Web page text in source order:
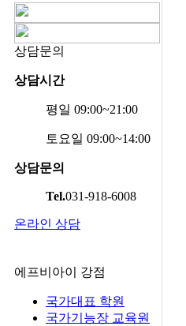
상담문의
상담시간
평일 09:00~21:00
토요일 09:00~14:00
상담문의
Tel.031-918-6008
온라인 상담
에프비아이 강점
국가대표 학원
국가기능장 교육원